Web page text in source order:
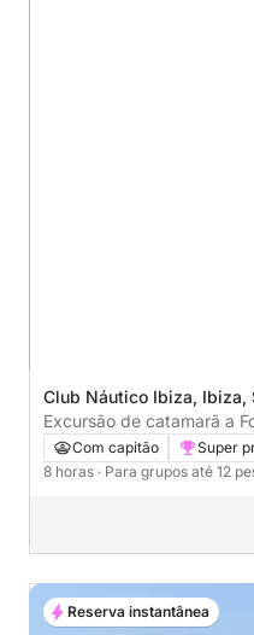
Club Náutico Ibiza, Ibiza,
Excursão de catamarã a
de Espalmador
Com capitão Super
8 horas · Para grupos até 12
Reserva instantânea